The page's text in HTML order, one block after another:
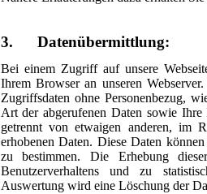
3. Datenübermittlung:
Bei einem Zugriff auf unsere
Ihrem Browser an unseren
Zugriffsdaten ohne Personenbezug,
Art der abgerufenen Daten sowie Ihre
getrennt von etwaigen anderen, im
erhobenen Daten. Diese Daten
zu bestimmen. Die Erhebung
Benutzerverhaltens und zu
Auswertung wird eine Löschung der